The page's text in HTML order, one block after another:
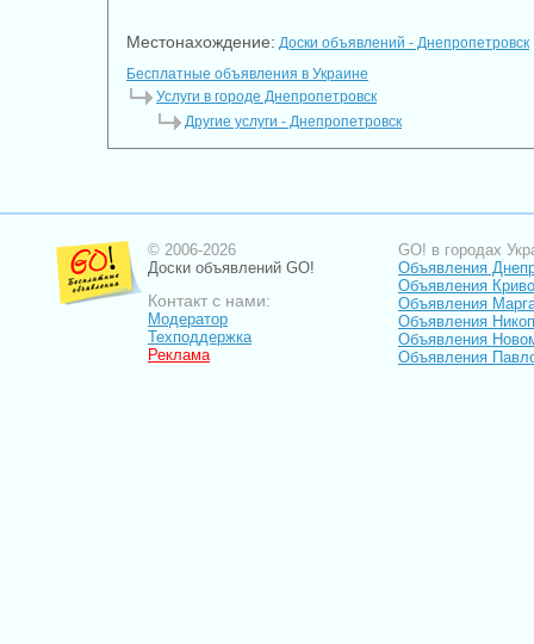
Местонахождение: Доски объявлений - Днепропетровск
Бесплатные объявления в Украине
Услуги в городе Днепропетровск
Другие услуги - Днепропетровск
© 2006-2026
Доски объявлений GO!
Контакт с нами:
Модератор
Техподдержка
Реклама
GO! в городах
Объявления
Объявления
Объявления
Объявления
Объявления
Объявления